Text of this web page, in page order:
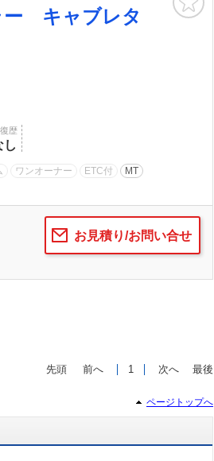
キャブレタ
歴
し
ワンオーナー ETC付 MT
お見積り/お問い合せ
先頭 前へ 1 次へ 最後
ページトップへ